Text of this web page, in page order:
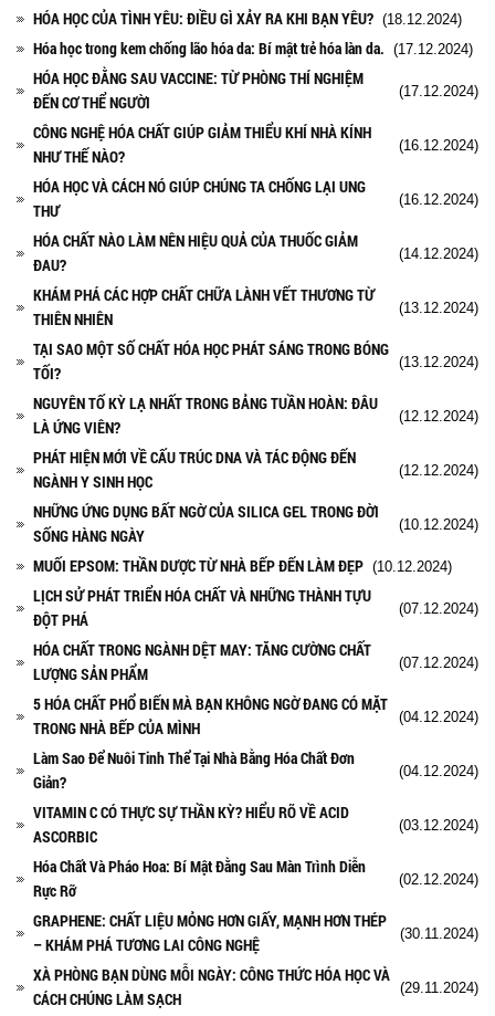
HÓA HỌC CỦA TÌNH YÊU: ĐIỀU GÌ XẢY RA KHI BẠN YÊU? (18.12.2024)
Hóa học trong kem chống lão hóa da: Bí mật trẻ hóa làn da. (17.12.2024)
HÓA HỌC ĐẰNG SAU VACCINE: TỪ PHÒNG THÍ NGHIỆM
ĐẾN CƠ THỂ NGƯỜI
(17.12.2024)
CÔNG NGHỆ HÓA CHẤT GIÚP GIẢM THIỂU KHÍ NHÀ KÍNH
NHƯ THẾ NÀO?
(16.12.2024)
HÓA HỌC VÀ CÁCH NÓ GIÚP CHÚNG TA CHỐNG LẠI UNG
THƯ
(16.12.2024)
HÓA CHẤT NÀO LÀM NÊN HIỆU QUẢ CỦA THUỐC GIẢM
ĐAU?
(14.12.2024)
KHÁM PHÁ CÁC HỢP CHẤT CHỮA LÀNH VẾT THƯƠNG TỪ
THIÊN NHIÊN
(13.12.2024)
TẠI SAO MỘT SỐ CHẤT HÓA HỌC PHÁT SÁNG TRONG BÓNG
TỐI?
(13.12.2024)
NGUYÊN TỐ KỲ LẠ NHẤT TRONG BẢNG TUẦN HOÀN: ĐÂU
LÀ ỨNG VIÊN?
(12.12.2024)
PHÁT HIỆN MỚI VỀ CẤU TRÚC DNA VÀ TÁC ĐỘNG ĐẾN
NGÀNH Y SINH HỌC
(12.12.2024)
NHỮNG ỨNG DỤNG BẤT NGỜ CỦA SILICA GEL TRONG ĐỜI
SỐNG HÀNG NGÀY
(10.12.2024)
MUỐI EPSOM: THẦN DƯỢC TỪ NHÀ BẾP ĐẾN LÀM ĐẸP (10.12.2024)
LỊCH SỬ PHÁT TRIỂN HÓA CHẤT VÀ NHỮNG THÀNH TỰU
ĐỘT PHÁ
(07.12.2024)
HÓA CHẤT TRONG NGÀNH DỆT MAY: TĂNG CƯỜNG CHẤT
LƯỢNG SẢN PHẨM
(07.12.2024)
5 HÓA CHẤT PHỔ BIẾN MÀ BẠN KHÔNG NGỜ ĐANG CÓ MẶT
TRONG NHÀ BẾP CỦA MÌNH
(04.12.2024)
Làm Sao Để Nuôi Tinh Thể Tại Nhà Bằng Hóa Chất Đơn
Giản?
(04.12.2024)
VITAMIN C CÓ THỰC SỰ THẦN KỲ? HIỂU RÕ VỀ ACID
ASCORBIC
(03.12.2024)
Hóa Chất Và Pháo Hoa: Bí Mật Đằng Sau Màn Trình Diễn
Rực Rỡ
(02.12.2024)
GRAPHENE: CHẤT LIỆU MỎNG HƠN GIẤY, MẠNH HƠN THÉP
– KHÁM PHÁ TƯƠNG LAI CÔNG NGHỆ
(30.11.2024)
XÀ PHÒNG BẠN DÙNG MỖI NGÀY: CÔNG THỨC HÓA HỌC VÀ
CÁCH CHÚNG LÀM SẠCH
(29.11.2024)